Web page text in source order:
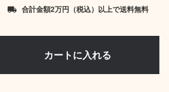
local_shipping 合計金額2万円（税込）以上で送料無料